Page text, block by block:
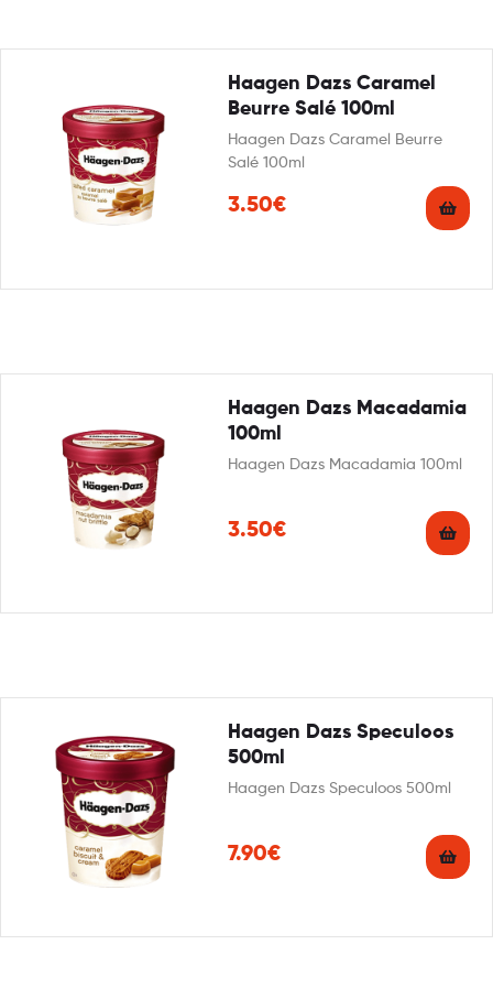
Haagen Dazs Caramel
Beurre Salé 100ml
Haagen Dazs Caramel Beurre
Salé 100ml
3.50€
Haagen Dazs Macadamia
100ml
Haagen Dazs Macadamia 100ml
3.50€
Haagen Dazs Speculoos
500ml
Haagen Dazs Speculoos 500ml
7.90€